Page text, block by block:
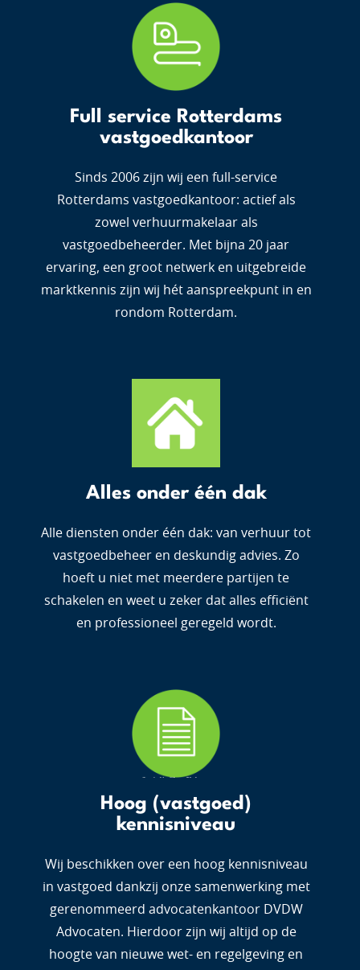
Full service Rotterdams
vastgoedkantoor
Sinds 2006 zijn wij een full-service
Rotterdams vastgoedkantoor: actief als
zowel verhuurmakelaar als
vastgoedbeheerder. Met bijna 20 jaar
ervaring, een groot netwerk en uitgebreide
marktkennis zijn wij hét aanspreekpunt in en
rondom Rotterdam.
Alles onder één dak
Alle diensten onder één dak: van verhuur tot
vastgoedbeheer en deskundig advies. Zo
hoeft u niet met meerdere partijen te
schakelen en weet u zeker dat alles efficiënt
en professioneel geregeld wordt.
Hoog (vastgoed)
kennisniveau
Wij beschikken over een hoog kennisniveau
in vastgoed dankzij onze samenwerking met
gerenommeerd advocatenkantoor DVDW
Advocaten. Hierdoor zijn wij altijd op de
hoogte van nieuwe wet- en regelgeving en